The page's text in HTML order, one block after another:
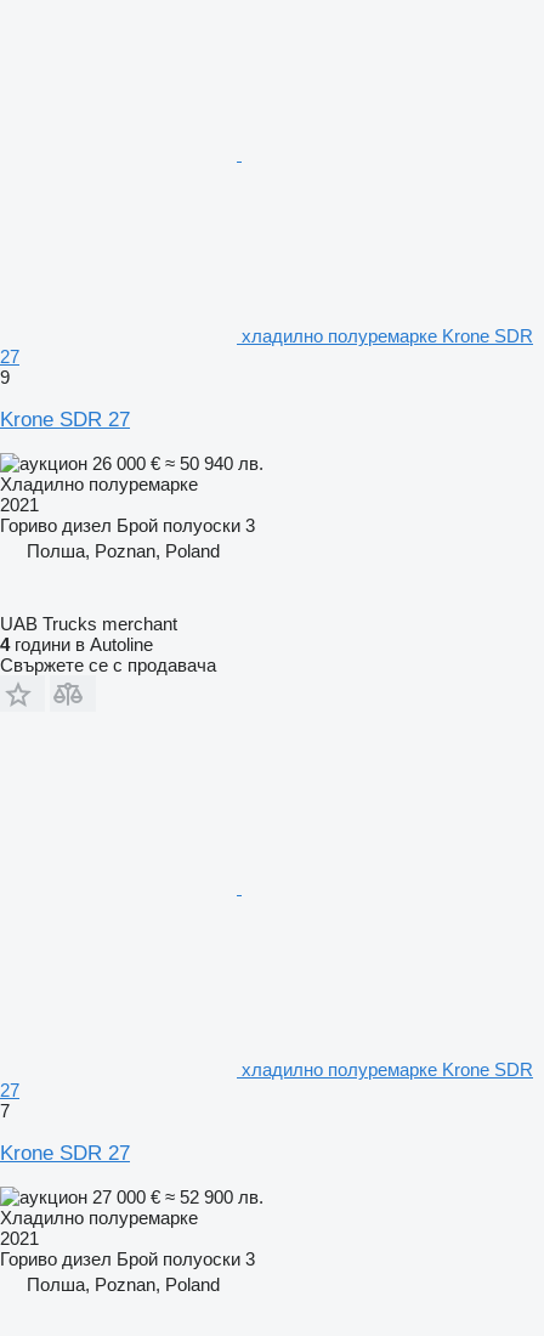
хладилно полуремарке Krone SDR
27
9
Krone SDR 27
26 000 € ≈ 50 940 лв.
Хладилно полуремарке
2021
Гориво дизел Брой полуоски 3
Полша, Poznan, Poland
UAB Trucks merchant
4години в Autoline
Свържете се с продавача
хладилно полуремарке Krone SDR
27
7
Krone SDR 27
27 000 € ≈ 52 900 лв.
Хладилно полуремарке
2021
Гориво дизел Брой полуоски 3
Полша, Poznan, Poland